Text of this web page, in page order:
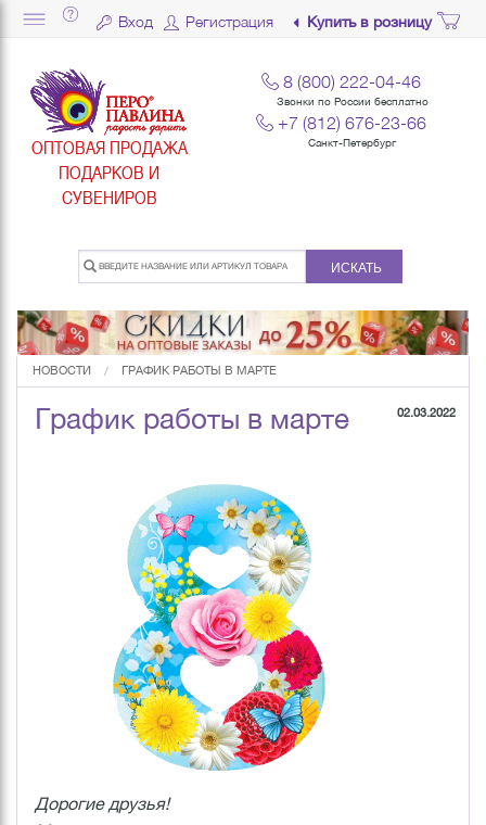
Вход Регистрация Купить в розницу
ОПТОВАЯ ПРОДАЖА
ПОДАРКОВ И
СУВЕНИРОВ
8 (800) 222-04-46
Звонки по России бесплатно
+7 (812) 676-23-66
Санкт-Петербург
ИСКАТЬ
НОВОСТИ ГРАФИК РАБОТЫ В МАРТЕ
График работы в марте 02.03.2022
Дорогие друзья!